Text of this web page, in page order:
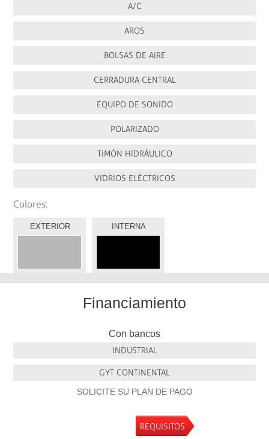
A/C
AROS
BOLSAS DE AIRE
CERRADURA CENTRAL
EQUIPO DE SONIDO
POLARIZADO
TIMÓN HIDRÁULICO
VIDRIOS ELÉCTRICOS
Colores:
EXTERIOR INTERNA
Financiamiento
Con bancos
INDUSTRIAL
GYT CONTINENTAL
SOLICITE SU PLAN DE PAGO
REQUISITOS